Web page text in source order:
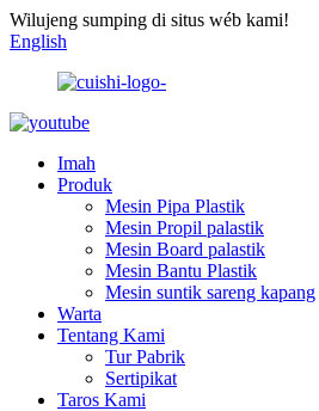
Wilujeng sumping di situs wéb kami!
English
Imah
Produk
Mesin Pipa Plastik
Mesin Propil palastik
Mesin Board palastik
Mesin Bantu Plastik
Mesin suntik sareng kapang
Warta
Tentang Kami
Tur Pabrik
Sertipikat
Taros Kami